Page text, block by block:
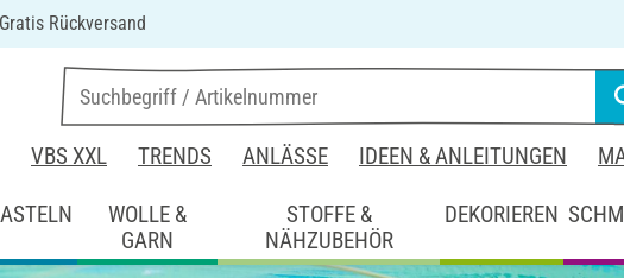
Gratis Rückversand
VBS XXL TRENDS ANLÄSSE IDEEN & ANLEITUNGEN
WOLLE &
GARN
STOFFE &
NÄHZUBEHÖR
DEKORIEREN